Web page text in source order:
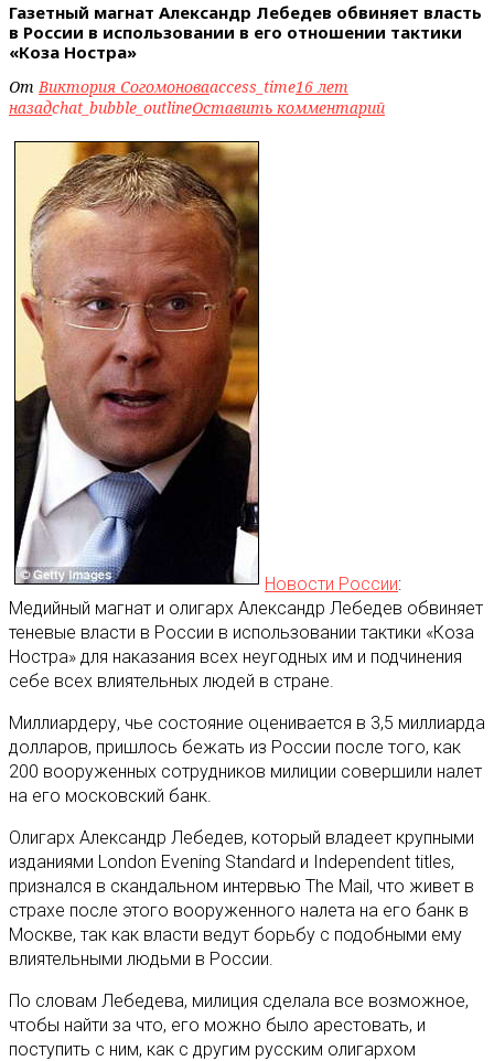
Газетный магнат Александр Лебедев обвиняет власть
в России в использовании в его отношении тактики
«Коза Ностра»
ОтВиктория Согомоноваaccess_time16 лет
назадchat_bubble_outlineОставить комментарий
Новости России:
Медийный магнат и олигарх Александр Лебедев обвиняет
теневые власти в России в использовании тактики «Коза
Ностра» для наказания всех неугодных им и подчинения
себе всех влиятельных людей в стране.
Миллиардеру, чье состояние оценивается в 3,5 миллиарда
долларов, пришлось бежать из России после того, как
200 вооруженных сотрудников милиции совершили налет
на его московский банк.
Олигарх Александр Лебедев, который владеет крупными
изданиями London Evening Standard и Independent titles,
признался в скандальном интервью The Mail, что живет в
страхе после этого вооруженного налета на его банк в
Москве, так как власти ведут борьбу с подобными ему
влиятельными людьми в России.
По словам Лебедева, милиция сделала все возможное,
чтобы найти за что, его можно было арестовать, и
поступить с ним, как с другим русским олигархом